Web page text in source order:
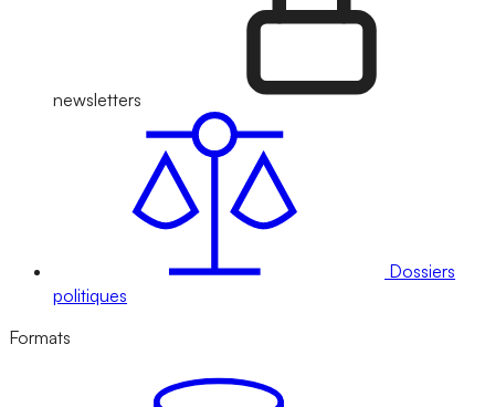
newsletters
Dossiers
politiques
Formats